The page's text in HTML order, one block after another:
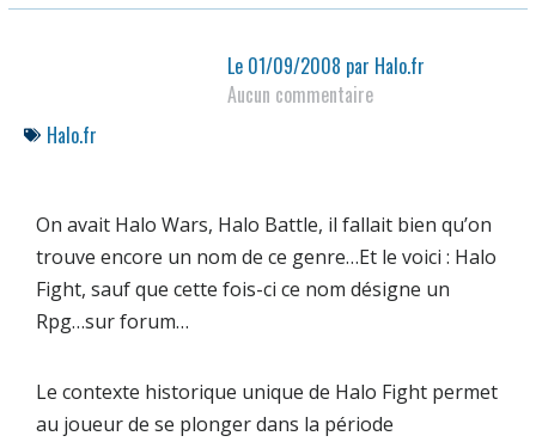
Le 01/09/2008 par Halo.fr
Aucun commentaire
Halo.fr
On avait Halo Wars, Halo Battle, il fallait bien qu’on
trouve encore un nom de ce genre…Et le voici : Halo
Fight, sauf que cette fois-ci ce nom désigne un
Rpg…sur forum…
Le contexte historique unique de Halo Fight permet
au joueur de se plonger dans la période